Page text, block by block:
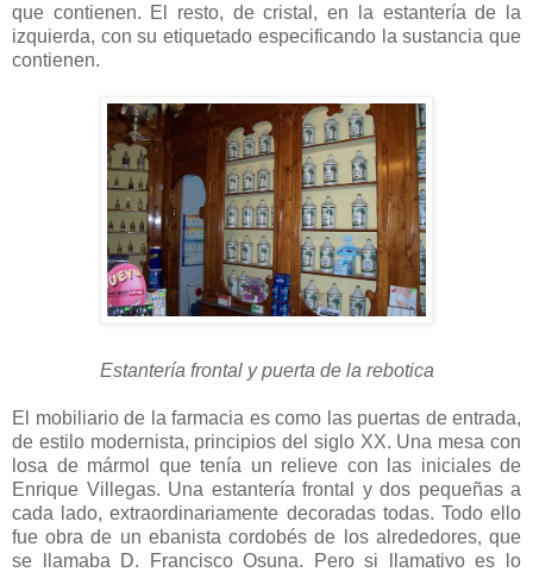
que contienen. El resto, de cristal, en la estantería de la
izquierda, con su etiquetado especificando la sustancia que
contienen.
Estantería frontal y puerta de la rebotica
El mobiliario de la farmacia es como las puertas de entrada,
de estilo modernista, principios del siglo XX. Una mesa con
losa de mármol que tenía un relieve con las iniciales de
Enrique Villegas. Una estantería frontal y dos pequeñas a
cada lado, extraordinariamente decoradas todas. Todo ello
fue obra de un ebanista cordobés de los alrededores, que
se llamaba D. Francisco Osuna. Pero si llamativo es lo